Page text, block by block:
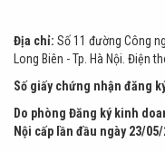
Địa chỉ: Số 11 đường Công
Long Biên - Tp. Hà Nội. Điện
Số giấy chứng nhận đăng
Do phòng Đăng ký kinh
Nội cấp lần đầu ngày 23/